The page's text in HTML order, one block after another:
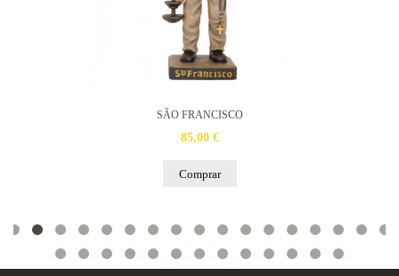
SÃO FRANCISCO
85,00 €
Comprar